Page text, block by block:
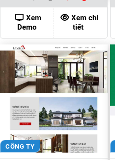
là:
900,000 ₫.
hiện
tại
là:
200,000 ₫.
Xem
Demo
Xem chi
tiết
CÔNG TY